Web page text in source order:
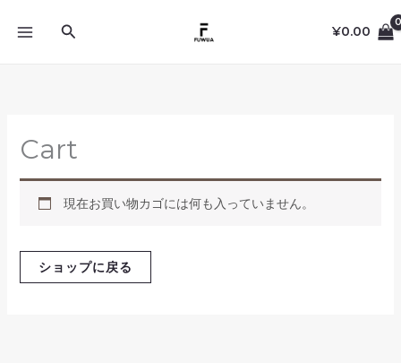
検
¥0.00
Cart
現在お買い物カゴには何も入っていません。
ショップに戻る